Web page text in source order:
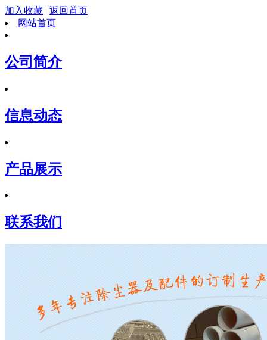
加入收藏 | 返回首页
网站首页
公司简介
信息动态
产品展示
联系我们